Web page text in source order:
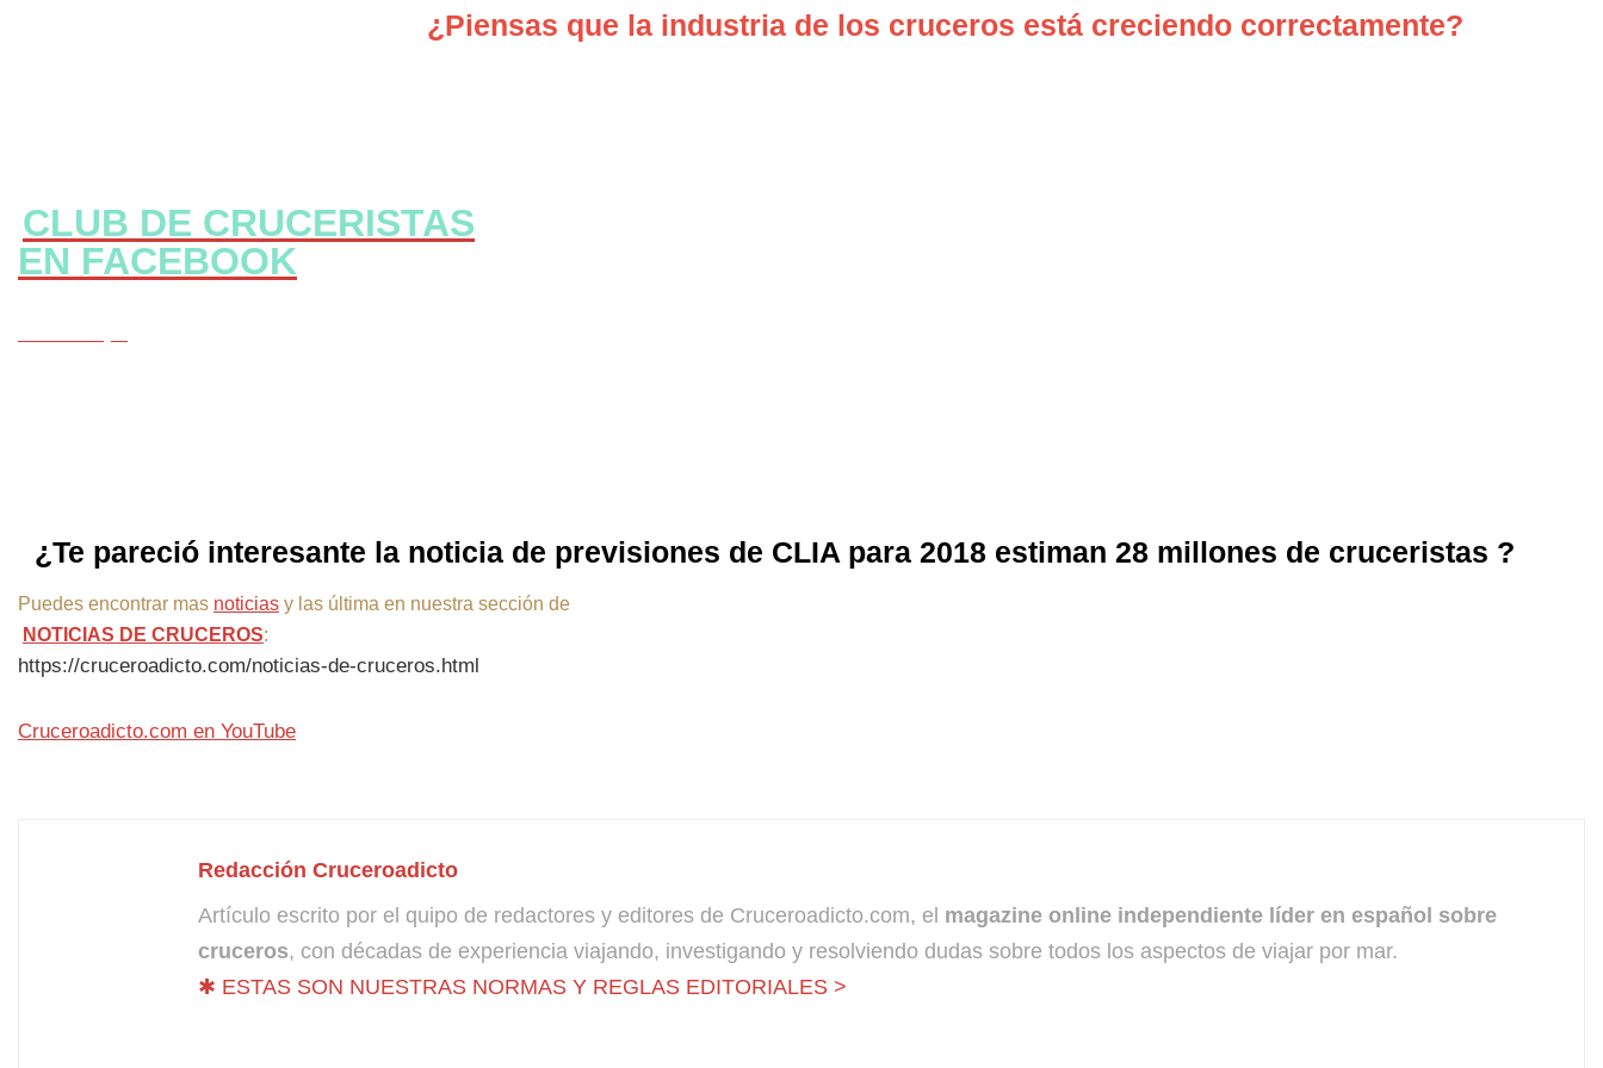
¿Piensas que la industria de los cruceros está creciendo correctamente?
CLUB DE CRUCERISTAS
EN FACEBOOK
¿Te pareció interesante la noticia de previsiones de CLIA para 2018 estiman 28 millones de cruceristas ?
Puedes encontrar mas noticias y las última en nuestra sección de
NOTICIAS DE CRUCEROS:
https://cruceroadicto.com/noticias-de-cruceros.html
Cruceroadicto.com en YouTube
Redacción Cruceroadicto
Artículo escrito por el quipo de redactores y editores de Cruceroadicto.com, el magazine online independiente líder en español sobre
cruceros, con décadas de experiencia viajando, investigando y resolviendo dudas sobre todos los aspectos de viajar por mar.
✱ ESTAS SON NUESTRAS NORMAS Y REGLAS EDITORIALES >